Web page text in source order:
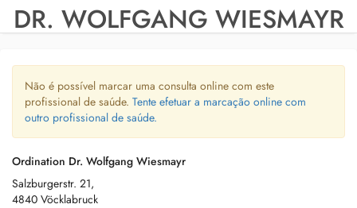
DR. WOLFGANG WIESMAYR
Não é possível marcar uma consulta online com este
profissional de saúde. Tente efetuar a marcação online com
outro profissional de saúde.
Ordination Dr. Wolfgang Wiesmayr
Salzburgerstr. 21,
4840 Vöcklabruck